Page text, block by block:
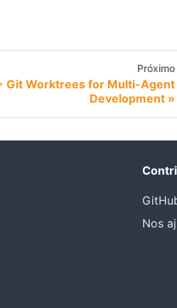
Próximo
Git Worktrees for Multi-Agent
Development
Nos